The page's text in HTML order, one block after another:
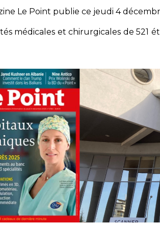
Le Point publie ce jeudi 4
médicales et chirurgicales de 521